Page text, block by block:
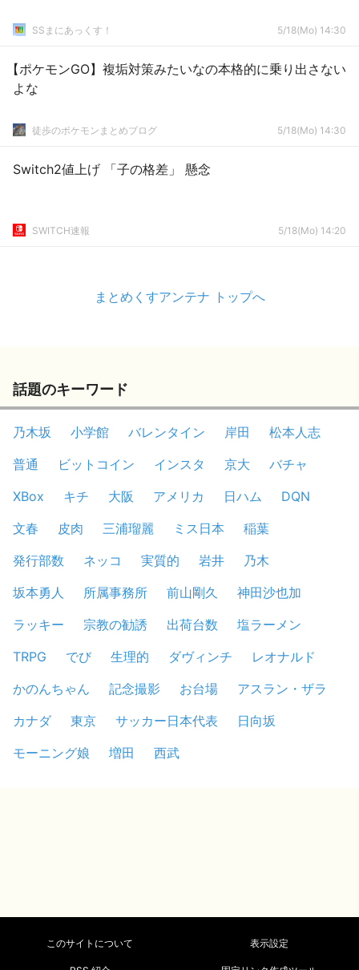
SSまにあっくす！ 5/18(Mo) 14:30
【ポケモンGO】複垢対策みたいなの本格的に乗り出さない
よな
徒歩のポケモンまとめブログ 5/18(Mo) 14:30
Switch2値上げ 「子の格差」 懸念
SWITCH速報 5/18(Mo) 14:20
まとめくすアンテナ トップへ
話題のキーワード
乃木坂 小学館 バレンタイン 岸田
松本人志
普通
ビットコイン インスタ 京大
バチャ
XBox
キチ 大阪 アメリカ 日ハム
DQN
文春
皮肉 三浦瑠麗 ミス日本
稲葉
発行部数
ネッコ 実質的 岩井
乃木
坂本勇人
所属事務所 前山剛久
神田沙也加
ラッキー
宗教の勧誘 出荷台数
塩ラーメン
TRPG
でび 生理的 ダヴィンチ
レオナルド
かのんちゃん
記念撮影 お台場
アスラン・ザラ
カナダ
東京 サッカー日本代表
日向坂
モーニング娘
増田 西武
このサイトについて 表示設定